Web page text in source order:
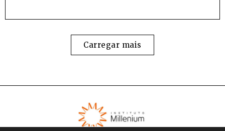
Carregar mais